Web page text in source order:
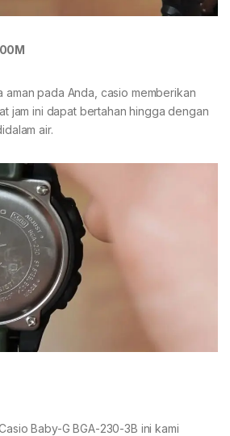
aman pada Anda, casio memberikan
jam ini dapat bertahan hingga dengan
air.
Baby-G BGA-230-3B ini kami